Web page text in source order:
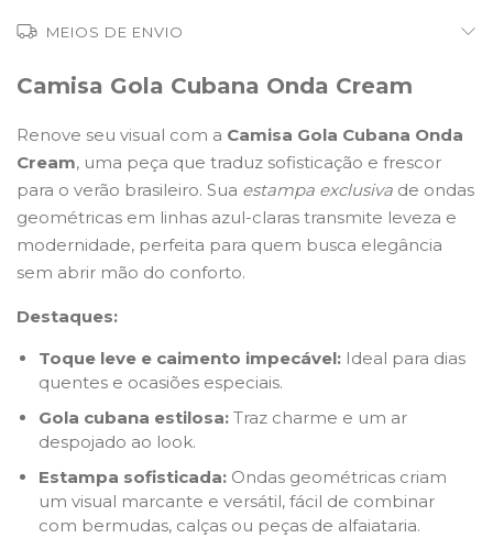
MEIOS DE ENVIO
Camisa Gola Cubana Onda Cream
Renove seu visual com a Camisa Gola Cubana Onda
Cream, uma peça que traduz sofisticação e frescor
para o verão brasileiro. Sua estampa exclusiva de ondas
geométricas em linhas azul-claras transmite leveza e
modernidade, perfeita para quem busca elegância
sem abrir mão do conforto.
Destaques:
Toque leve e caimento impecável: Ideal para dias
quentes e ocasiões especiais.
Gola cubana estilosa: Traz charme e um ar
despojado ao look.
Estampa sofisticada: Ondas geométricas criam
um visual marcante e versátil, fácil de combinar
com bermudas, calças ou peças de alfaiataria.